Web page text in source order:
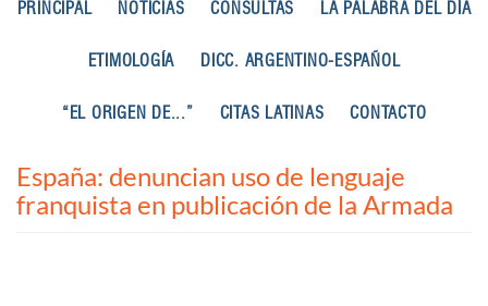
PRINCIPAL NOTICIAS CONSULTAS LA PALABRA DEL DÍA
ETIMOLOGÍA DICC. ARGENTINO-ESPAÑOL
“EL ORIGEN DE...” CITAS LATINAS CONTACTO
España: denuncian uso de lenguaje
franquista en publicación de la Armada